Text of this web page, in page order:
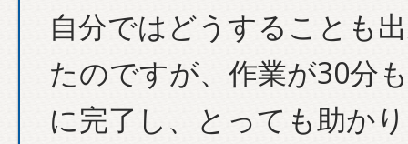
自分ではどうすることも
たのですが、作業が30分
に完了し、とっても助か